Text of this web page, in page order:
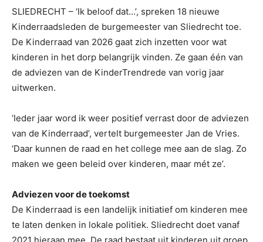
SLIEDRECHT – ‘Ik beloof dat…’, spreken 18 nieuwe
Kinderraadsleden de burgemeester van Sliedrecht toe.
De Kinderraad van 2026 gaat zich inzetten voor wat
kinderen in het dorp belangrijk vinden. Ze gaan één van
de adviezen van de KinderTrendrede van vorig jaar
uitwerken.
‘Ieder jaar word ik weer positief verrast door de adviezen
van de Kinderraad’, vertelt burgemeester Jan de Vries.
‘Daar kunnen de raad en het college mee aan de slag. Zo
maken we geen beleid over kinderen, maar mét ze’.
Adviezen voor de toekomst
De Kinderraad is een landelijk initiatief om kinderen mee
te laten denken in lokale politiek. Sliedrecht doet vanaf